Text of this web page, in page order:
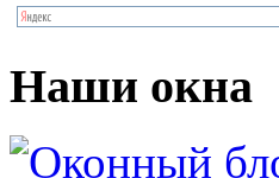
Наши окна